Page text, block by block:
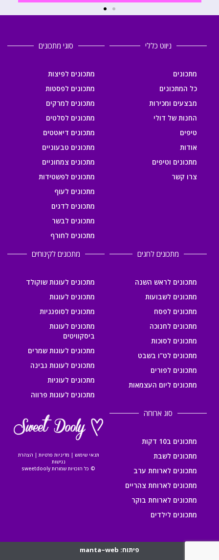
ניווט כללי
מתכונים
כל המתכונים
מבצעים ומכירות
החנות של דולי
טיפים
אודות
מתכונים וטיפים
צרו קשר
סוגי מתכונים
מתכונים לפיצות
מתכונים לפסטות
מתכונים למרקים
מתכונים לסלטים
מתכונים דיאטטים
מתכונים טבעוניים
מתכונים צמחוניים
מתכונים לפשטידות
מתכונים לעוף
מתכונים לדגים
מתכונים לבשר
מתכונים לחורף
מתכונים לחגים
מתכונים לראש השנה
מתכונים לשבועות
מתכונים לפסח
מתכונים לחנוכה
מתכונים לסוכות
מתכונים לט"ו בשבט
מתכונים לפורים
מתכונים ליום העצמאות
מתכונים לקינוחים
מתכונים לעוגות שוקולד
מתכונים לעוגות
מתכונים לסופגניות
מתכונים לעוגות
ביסקוויטים
מתכונים לעוגות שמרים
מתכונים לעוגות גבינה
מתכונים לעוגיות
מתכונים לעוגות פרווה
סוג ארוחה
מתכונים ב10 דקות
מתכונים לשבת
מתכונים לארוחת ערב
מתכונים לארוחת צהריים
מתכונים לארוחת בוקר
מתכונים לילדים
תנאי שימוש | מדיניות פרטיות | הצהרת
נגישות
© כל הזכויות שמורות sweetdooly
פיתוח: manta~web